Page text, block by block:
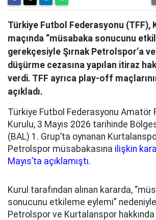
Türkiye Futbol Federasyonu (TFF),
maçında “müsabaka sonucunu
gerekçesiyle Şırnak Petrolspor’a
düşürme cezasına yapılan itiraz
verdi. TFF ayrıca play-off
açıkladı.
Türkiye Futbol Federasyonu Amatör
Kurulu, 3 Mayıs 2026 tarihinde
(BAL) 1. Grup’ta oynanan
Petrolspor müsabakasına ilişkin
Mayıs’ta açıklamıştı.
Kurul tarafından alınan kararda,
sonucunu etkileme eylemi” nedeniyle
Petrolspor ve Kurtalanspor